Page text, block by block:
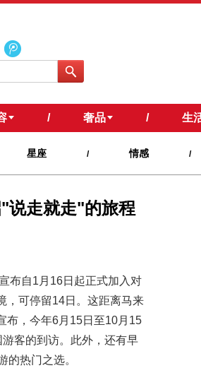
/ 奢品 / 生
星座 / 情感 /
说走就走"的旅程
布自1月16日起正式加入对
，可停留14日。这距离马来
布，今年6月15日至10月15
游客的到访。此外，还有早
的热门之选。